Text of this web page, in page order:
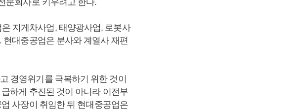
문회사로 키우려고 한다.
지게차사업, 태양광사업, 로봇사
대중공업은 분사와 계열사 재편
경영위기를 극복하기 위한 것이
하게 추진된 것이 아니라 이전부
사장이 취임한 뒤 현대중공업은